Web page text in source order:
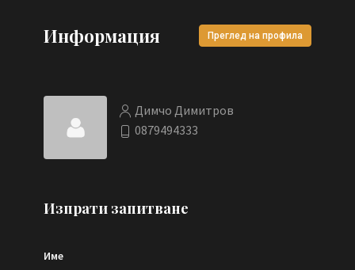
Информация Преглед на профила
Димчо Димитров
0879494333
Изпрати запитване
Име